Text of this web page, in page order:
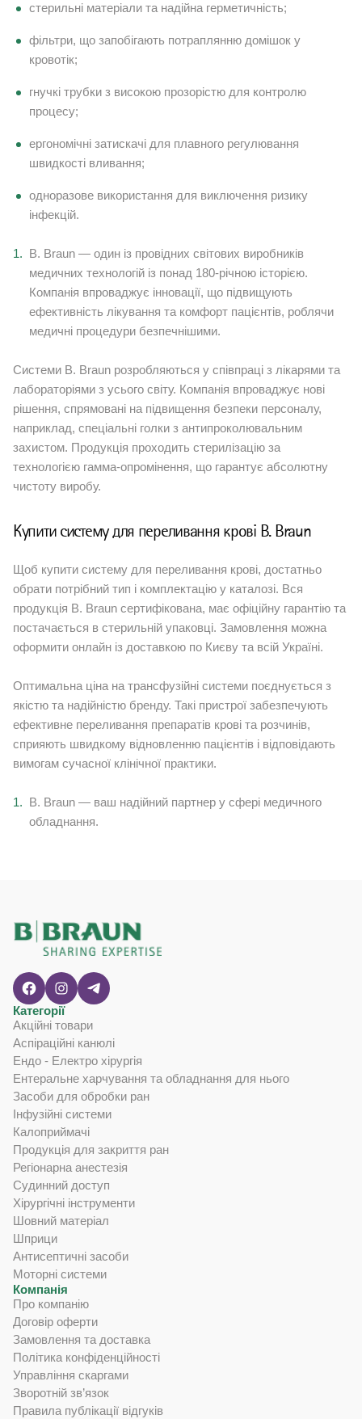
стерильні матеріали та надійна герметичність;
фільтри, що запобігають потраплянню домішок у
кровотік;
гнучкі трубки з високою прозорістю для контролю
процесу;
ергономічні затискачі для плавного регулювання
швидкості вливання;
одноразове використання для виключення ризику
інфекцій.
B. Braun — один із провідних світових виробників
медичних технологій із понад 180-річною історією.
Компанія впроваджує інновації, що підвищують
ефективність лікування та комфорт пацієнтів, роблячи
медичні процедури безпечнішими.
Системи B. Braun розробляються у співпраці з лікарями та
лабораторіями з усього світу. Компанія впроваджує нові
рішення, спрямовані на підвищення безпеки персоналу,
наприклад, спеціальні голки з антипроколювальним
захистом. Продукція проходить стерилізацію за
технологією гамма-опромінення, що гарантує абсолютну
чистоту виробу.
Купити систему для переливання крові B. Braun
Щоб купити систему для переливання крові, достатньо
обрати потрібний тип і комплектацію у каталозі. Вся
продукція B. Braun сертифікована, має офіційну гарантію та
постачається в стерильній упаковці. Замовлення можна
оформити онлайн із доставкою по Києву та всій Україні.
Оптимальна ціна на трансфузійні системи поєднується з
якістю та надійністю бренду. Такі пристрої забезпечують
ефективне переливання препаратів крові та розчинів,
сприяють швидкому відновленню пацієнтів і відповідають
вимогам сучасної клінічної практики.
B. Braun — ваш надійний партнер у сфері медичного
обладнання.
Категорії
Акційні товари
Аспіраційні канюлі
Ендо - Електро хірургія
Ентеральне харчування та обладнання для нього
Засоби для обробки ран
Інфузійні системи
Калоприймачі
Продукція для закриття ран
Регіонарна анестезія
Судинний доступ
Хірургічні інструменти
Шовний матеріал
Шприци
Антисептичні засоби
Моторні системи
Компанія
Про компанію
Договір оферти
Замовлення та доставка
Політика конфіденційності
Управління скаргами
Зворотній зв’язок
Правила публікації відгуків